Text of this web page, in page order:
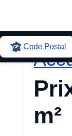
Code Postal
m²